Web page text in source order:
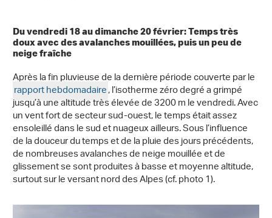
Du vendredi 18 au dimanche 20 février: Temps très
doux avec des avalanches mouillées, puis un peu de
neige fraîche
Après la fin pluvieuse de la dernière période couverte par le
rapport hebdomadaire, l’isotherme zéro degré a grimpé
jusqu’à une altitude très élevée de 3200 m le vendredi. Avec
un vent fort de secteur sud-ouest, le temps était assez
ensoleillé dans le sud et nuageux ailleurs. Sous l’influence
de la douceur du temps et de la pluie des jours précédents,
de nombreuses avalanches de neige mouillée et de
glissement se sont produites à basse et moyenne altitude,
surtout sur le versant nord des Alpes (cf. photo 1).